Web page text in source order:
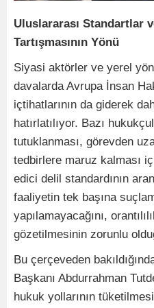
Uluslararası Standartlar
Tartışmasının Yönü
Siyasi aktörler ve yerel
davalarda Avrupa İnsan
içtihatlarının da giderek
hatırlatılıyor. Bazı
tutuklanması, görevden
tedbirlere maruz kalması
edici delil standardının
faaliyetin tek başına
yapılamayacağını,
gözetilmesinin zorunlu
Bu çerçeveden
Başkanı Abdurrahman
hukuk yollarının